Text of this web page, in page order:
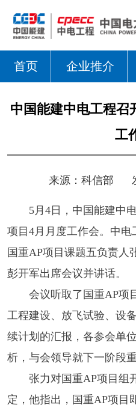
首页 企业推介
中国能建中电工程召
工
来源： 科信部
5月4日，中国能建中
项目4月月度工作会。中电
国重AP项目课题五负责人
彭开军出席会议并讲话。
会议听取了国重AP项
工程建设、放飞试验、设
续计划的汇报，各参会单
析，与会领导就下一阶段
张力对国重AP项目组
定，他指出，国重AP项目